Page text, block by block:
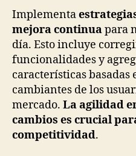
Implementa
mejora continuapara
día. Esto incluye
funcionalidades y
características basadas
cambiantes de los
mercado. La agilidad
cambios es crucial
competitividad.